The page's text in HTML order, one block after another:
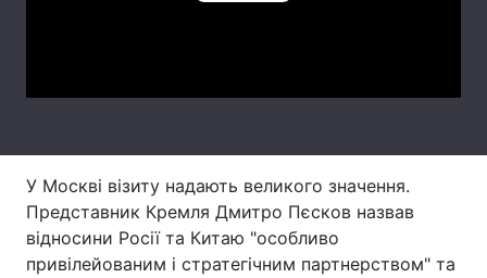
Тема оформлення
У Москві візиту надають великого значення.
Представник Кремля Дмитро Пєсков назвав
відносини Росії та Китаю "особливо
привілейованим і стратегічним партнерством" та